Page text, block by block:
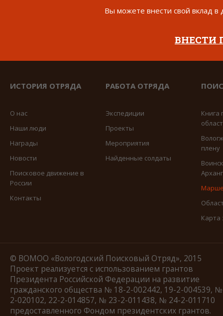
Вы можете внести свой вклад в
ВНЕСТИ
ИСТОРИЯ ОТРЯДА
О нас
Наши люди
Награды
Новости
Поисковое движение в
России
Контакты
РАБОТА ОТРЯДА
Экспедиции
Проекты
Мероприятия
Найденные солдаты
Книга
плену
Карта
© ВОМОО «Вологодский Поисковый Отряд», 2015
Проект реализуется с использованием грантов
Президента Российской Федерации на развитие
гражданского общества № 18-2-002442, 19-2-004539,
2-020102, 22-2-014857, № 23-2-011438, № 24-2-011710
предоставленного Фондом президентских грантов.